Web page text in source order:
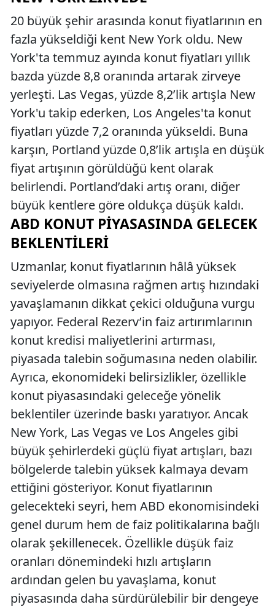
20 büyük şehir arasında konut fiyatlarının en
fazla yükseldiği kent New York oldu. New
York'ta temmuz ayında konut fiyatları yıllık
bazda yüzde 8,8 oranında artarak zirveye
yerleşti. Las Vegas, yüzde 8,2’lik artışla New
York'u takip ederken, Los Angeles'ta konut
fiyatları yüzde 7,2 oranında yükseldi. Buna
karşın, Portland yüzde 0,8’lik artışla en düşük
fiyat artışının görüldüğü kent olarak
belirlendi. Portland’daki artış oranı, diğer
büyük kentlere göre oldukça düşük kaldı.
ABD KONUT PIYASASINDA GELECEK
BEKLENTILERI
Uzmanlar, konut fiyatlarının hâlâ yüksek
seviyelerde olmasına rağmen artış hızındaki
yavaşlamanın dikkat çekici olduğuna vurgu
yapıyor. Federal Rezerv’in faiz artırımlarının
konut kredisi maliyetlerini artırması,
piyasada talebin soğumasına neden olabilir.
Ayrıca, ekonomideki belirsizlikler, özellikle
konut piyasasındaki geleceğe yönelik
beklentiler üzerinde baskı yaratıyor. Ancak
New York, Las Vegas ve Los Angeles gibi
büyük şehirlerdeki güçlü fiyat artışları, bazı
bölgelerde talebin yüksek kalmaya devam
ettiğini gösteriyor. Konut fiyatlarının
gelecekteki seyri, hem ABD ekonomisindeki
genel durum hem de faiz politikalarına bağlı
olarak şekillenecek. Özellikle düşük faiz
oranları dönemindeki hızlı artışların
ardından gelen bu yavaşlama, konut
piyasasında daha sürdürülebilir bir dengeye